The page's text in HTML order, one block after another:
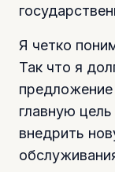
Я четко
Так что я
главную
внедрить